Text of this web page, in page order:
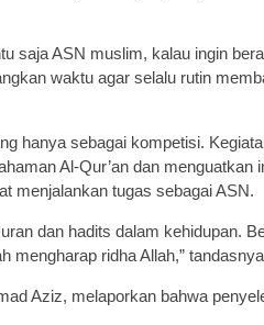
saja ASN muslim, kalau ingin
waktu agar selalu rutin
hanya sebagai kompetisi.
Al-Qur’an dan menguatkan
menjalankan tugas sebagai ASN.
dan hadits dalam kehidupan.
mengharap ridha Allah,”
Aziz, melaporkan bahwa